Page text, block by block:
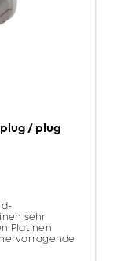
plug / plug
sehr
Platinen